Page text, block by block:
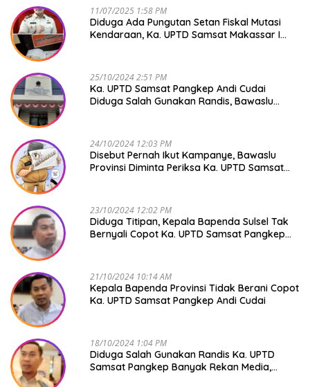
11/07/2025 1:58 PM
Diduga Ada Pungutan Setan Fiskal Mutasi
Kendaraan, Ka. UPTD Samsat Makassar I
25/10/2024 2:51 PM
Ka. UPTD Samsat Pangkep Andi Cudai
Diduga Salah Gunakan Randis, Bawaslu
24/10/2024 12:03 PM
Disebut Pernah Ikut Kampanye, Bawaslu
Provinsi Diminta Periksa Ka. UPTD Samsat
23/10/2024 12:02 PM
Diduga Titipan, Kepala Bapenda Sulsel Tak
Bernyali Copot Ka. UPTD Samsat Pangkep
21/10/2024 10:14 AM
Kepala Bapenda Provinsi Tidak Berani Copot
Ka. UPTD Samsat Pangkep Andi Cudai
18/10/2024 1:04 PM
Diduga Salah Gunakan Randis Ka. UPTD
Samsat Pangkep Banyak Rekan Media,